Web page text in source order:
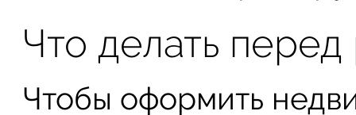
Что делать
Чтобы оформить